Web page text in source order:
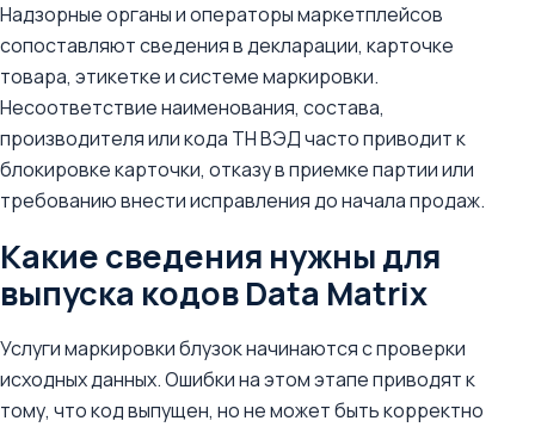
Надзорные органы и операторы маркетплейсов
сопоставляют сведения в декларации, карточке
товара, этикетке и системе маркировки.
Несоответствие наименования, состава,
производителя или кода ТН ВЭД часто приводит к
блокировке карточки, отказу в приемке партии или
требованию внести исправления до начала продаж.
Какие сведения нужны для
выпуска кодов Data Matrix
Услуги маркировки блузок начинаются с проверки
исходных данных. Ошибки на этом этапе приводят к
тому, что код выпущен, но не может быть корректно